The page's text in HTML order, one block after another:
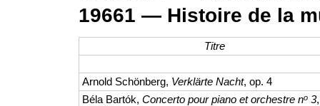
19661 — Histoire de la
Titre
Arnold Schönberg, Verklärte Nacht, op. 4
Béla Bartók,Concerto pour piano et orchestre no 3,